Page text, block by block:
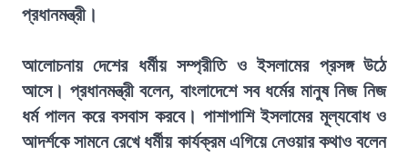
প্রধানমন্ত্রী।
আলোচনায় দেশের ধর্মীয় সম্প্রীতি ও ইসলামের প্রসঙ্গ উঠে
আসে। প্রধানমন্ত্রী বলেন, বাংলাদেশে সব ধর্মের মানুষ নিজ নিজ
ধর্ম পালন করে বসবাস করবে। পাশাপাশি ইসলামের মূল্যবোধ ও
আদর্শকে সামনে রেখে ধর্মীয় কার্যক্রম এগিয়ে নেওয়ার কথাও বলেন